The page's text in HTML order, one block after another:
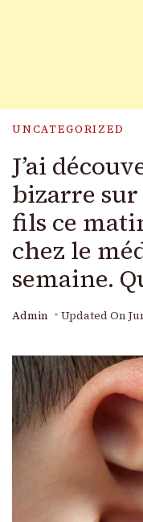
UNCATEGORIZED
J’ai
bizarre sur
fils ce
chez le
semaine.
Admin Updated On